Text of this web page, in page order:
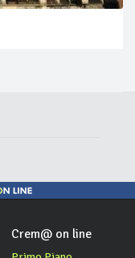
Crem@ on line